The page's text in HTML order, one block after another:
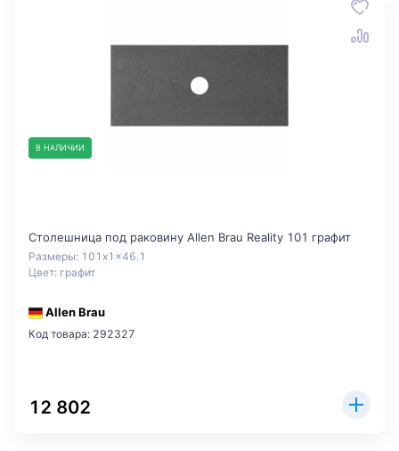
В НАЛИЧИИ
Столешница под раковину Allen Brau Reality 101 графит
Размеры: 101x1x46.1
Цвет: графит
Allen Brau
Код товара: 292327
12 802